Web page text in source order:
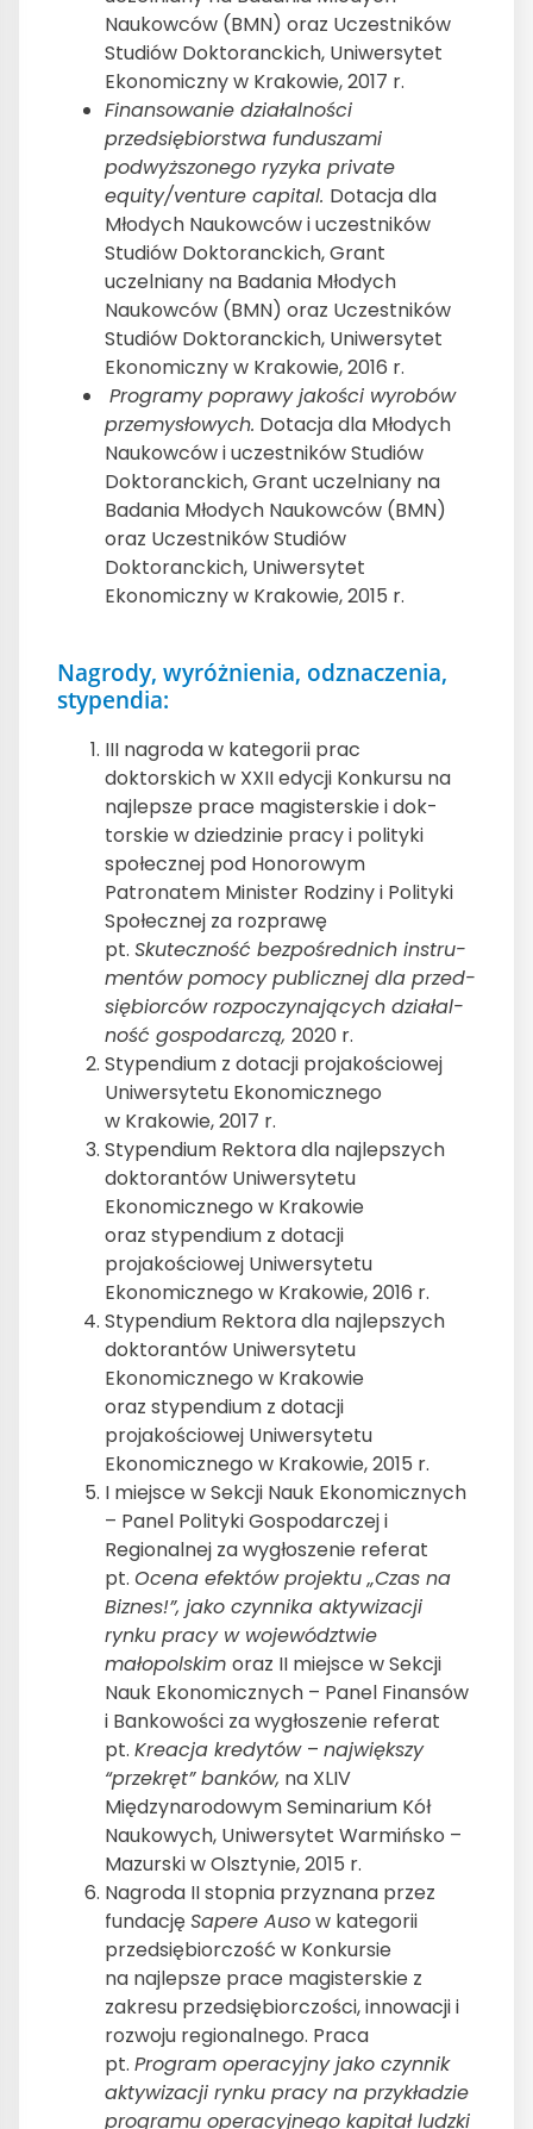
Naukowców (BMN) oraz Uczestników
Studiów Doktoranckich, Uniwersytet
Ekonomiczny w Krakowie, 2017 r.
Finansowanie działalności
przedsiębiorstwa funduszami
podwyższonego ryzyka private
equity/venture capital. Dotacja dla
Młodych Naukowców i uczestników
Studiów Doktoranckich, Grant
uczelniany na Badania Młodych
Naukowców (BMN) oraz Uczestników
Studiów Doktoranckich, Uniwersytet
Ekonomiczny w Krakowie, 2016 r.
Programy poprawy jakości wyrobów
przemysłowych. Dotacja dla Młodych
Naukowców i uczestników Studiów
Doktoranckich, Grant uczelniany na
Badania Młodych Naukowców (BMN)
oraz Uczestników Studiów
Doktoranckich, Uniwersytet
Ekonomiczny w Krakowie, 2015 r.
Nagrody, wyróżnienia, odznaczenia,
stypendia:
III nagroda w kategorii prac
doktorskich w XXII edy­cji Konkursu na
najlep­sze prace mag­is­ter­skie i dok­
torskie w dziedzinie pracy i poli­tyki
społecznej pod Hon­orowym
Patronatem Min­is­ter Rodziny i Poli­tyki
Społecznej za rozprawę
pt. Skuteczność bezpośred­nich instru­
men­tów pomocy pub­licznej dla przed­
siębior­ców rozpoczy­na­ją­cych dzi­ałal­
ność gospo­dar­czą, 2020 r.
Stypendium z dotacji projakościowej
Uniwersytetu Ekonomicznego
w Krakowie, 2017 r.
Stypendium Rektora dla najlepszych
doktorantów Uniwersytetu
Ekonomicznego w Krakowie
oraz stypendium z dotacji
projakościowej Uniwersytetu
Ekonomicznego w Krakowie, 2016 r.
Stypendium Rektora dla najlepszych
doktorantów Uniwersytetu
Ekonomicznego w Krakowie
oraz stypendium z dotacji
projakościowej Uniwersytetu
Ekonomicznego w Krakowie, 2015 r.
I miejsce w Sekcji Nauk Ekonomicznych
– Panel Polityki Gospodarczej i
Regionalnej za wygłoszenie referat
pt. Ocena efektów projektu „Czas na
Biznes!”, jako czynnika aktywizacji
rynku pracy w województwie
małopolskim oraz II miejsce w Sekcji
Nauk Ekonomicznych – Panel Finansów
i Bankowości za wygłoszenie referat
pt. Kreacja kredytów – największy
“przekręt” banków, na XLIV
Międzynarodowym Seminarium Kół
Naukowych, Uniwersytet Warmińsko –
Mazurski w Olsztynie, 2015 r.
Nagroda II stopnia przyznana przez
fundację Sapere Ausow kategorii
przedsiębiorczość w Konkursie
na najlepsze prace magisterskie z
zakresu przedsiębiorczości, innowacji i
rozwoju regionalnego. Praca
pt. Program operacyjny jako czynnik
aktywizacji rynku pracy na przykładzie
programu operacyjnego kapitał ludzki